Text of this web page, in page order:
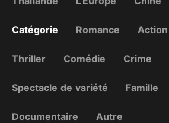
Catégorie Romance Action
Thriller Comédie Crime
Spectacle de variété Famille
Documentaire Autre